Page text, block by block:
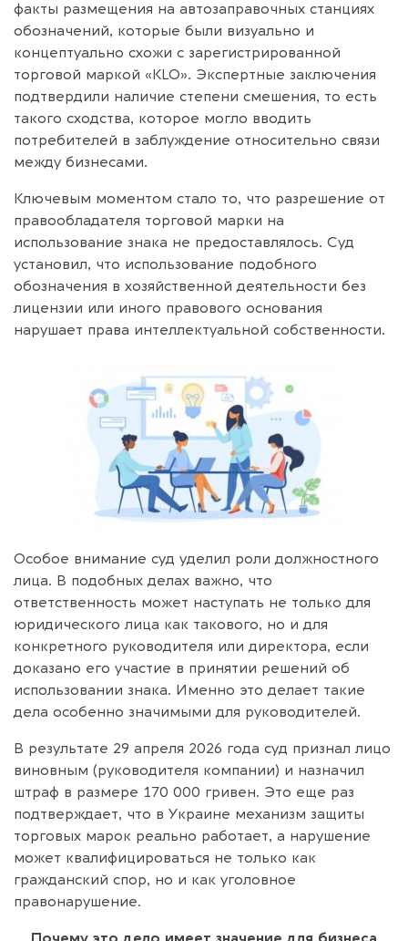
факты размещения на автозаправочных станциях
обозначений, которые были визуально и
концептуально схожи с зарегистрированной
торговой маркой «KLO». Экспертные заключения
подтвердили наличие степени смешения, то есть
такого сходства, которое могло вводить
потребителей в заблуждение относительно связи
между бизнесами.
Ключевым моментом стало то, что разрешение от
правообладателя торговой марки на
использование знака не предоставлялось. Суд
установил, что использование подобного
обозначения в хозяйственной деятельности без
лицензии или иного правового основания
нарушает права интеллектуальной собственности.
Особое внимание суд уделил роли должностного
лица. В подобных делах важно, что
ответственность может наступать не только для
юридического лица как такового, но и для
конкретного руководителя или директора, если
доказано его участие в принятии решений об
использовании знака. Именно это делает такие
дела особенно значимыми для руководителей.
В результате 29 апреля 2026 года суд признал лицо
виновным (руководителя компании) и назначил
штраф в размере 170 000 гривен. Это еще раз
подтверждает, что в Украине механизм защиты
торговых марок реально работает, а нарушение
может квалифицироваться не только как
гражданский спор, но и как уголовное
правонарушение.